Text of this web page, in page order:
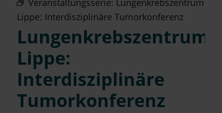
Veranstaltungsserie: Lungenkrebszentrum
Lippe: Interdisziplinäre Tumorkonferenz
Lungenkrebszentrum
Lippe:
Interdisziplinäre
Tumorkonferenz